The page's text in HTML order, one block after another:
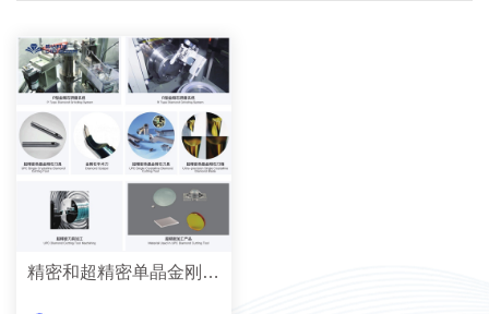
精密和超精密单晶金刚石刀具系列